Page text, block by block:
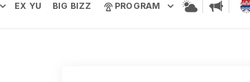
EX YU BIG BIZZ PROGRAM